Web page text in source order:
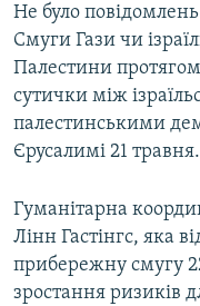
Не було
Смуги Гази чи
Палестини
сутички між
палестинськими
Єрусалимі 21 травня.
Гуманітарна
Лінн Гастінгс, яка
прибережну смугу
зростання ризиків